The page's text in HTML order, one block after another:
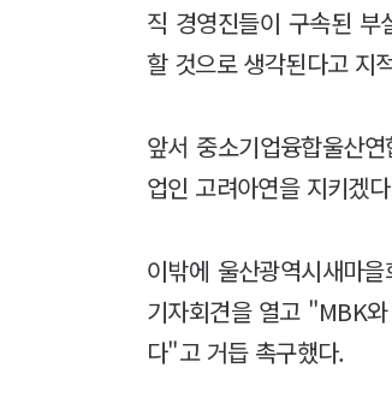
직 경영진들이 구속된
할 것으로 생각된다고 지
앞서 중소기업융합울산
업인 고려아연을 지키겠
이밖에 울산광역시새마
기자회견을 열고 "MBK
다"고 거듭 촉구했다.